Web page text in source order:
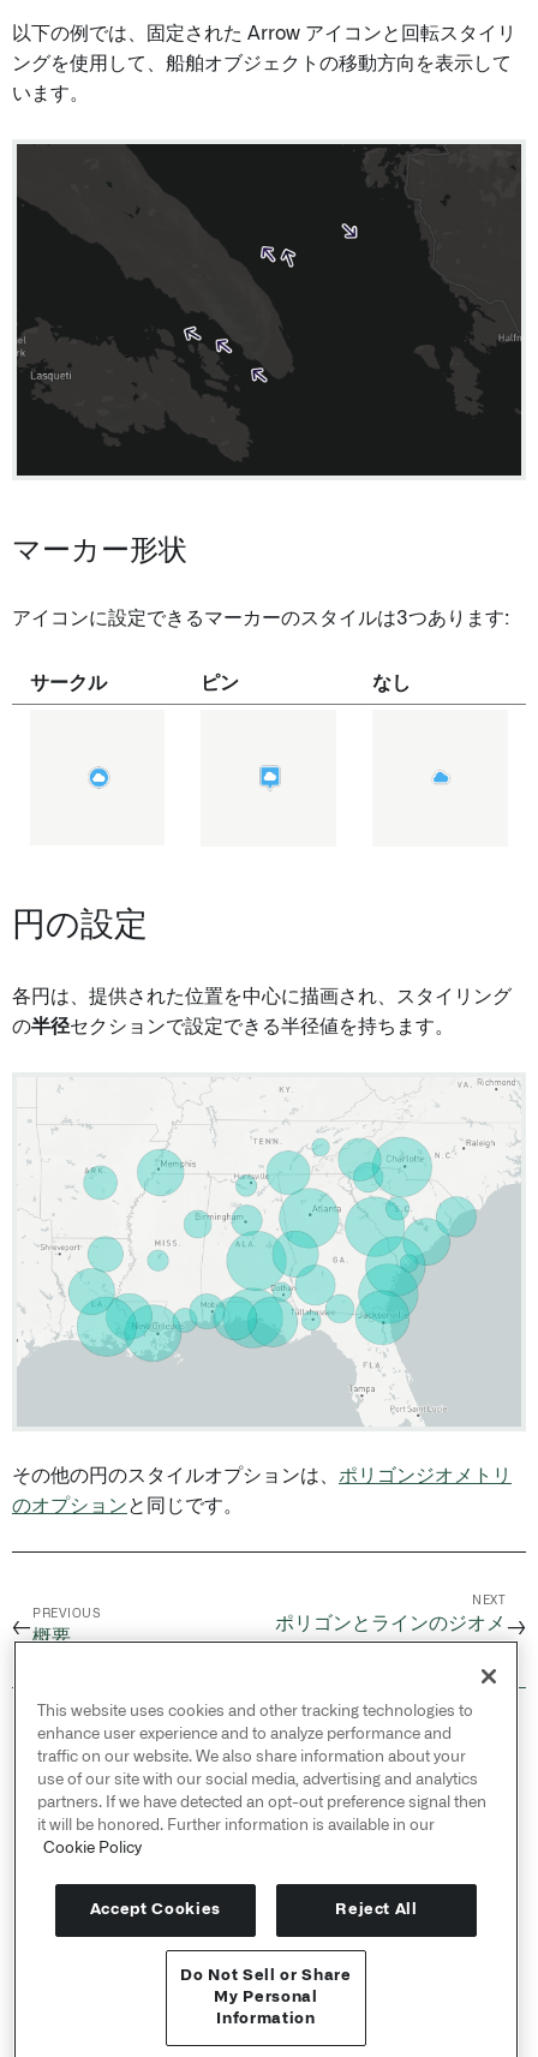
Send feedback
以下の例では、固定された Arrow アイコンと回転スタイリ
ングを使用して、船舶オブジェクトの移動方向を表示して
います。
マーカー形状
アイコンに設定できるマーカーのスタイルは3つあります:
サークル ピン なし
円の設定
各円は、提供された位置を中心に描画され、スタイリング
の半径セクションで設定できる半径値を持ちます。
その他の円のスタイルオプションは、 ポリゴンジオメトリ
のオプションと同じです。
←
PREVIOUS
概要
NEXT
ポリゴンとラインのジオメ →
© 2026 Palantir Technologies Inc. All rights
reserved.
Cookies Statement ↗
Privacy Statement ↗
Terms of Use ↗
Do Not Sell or Share My Personal Information
This website uses cookies and other tracking technologies to
enhance user experience and to analyze performance and
traffic on our website. We also share information about your
use of our site with our social media, advertising and analytics
partners. If we have detected an opt-out preference signal then
it will be honored. Further information is available in our
Cookie Policy
Accept Cookies Reject All
Do Not Sell or Share
My Personal
Information